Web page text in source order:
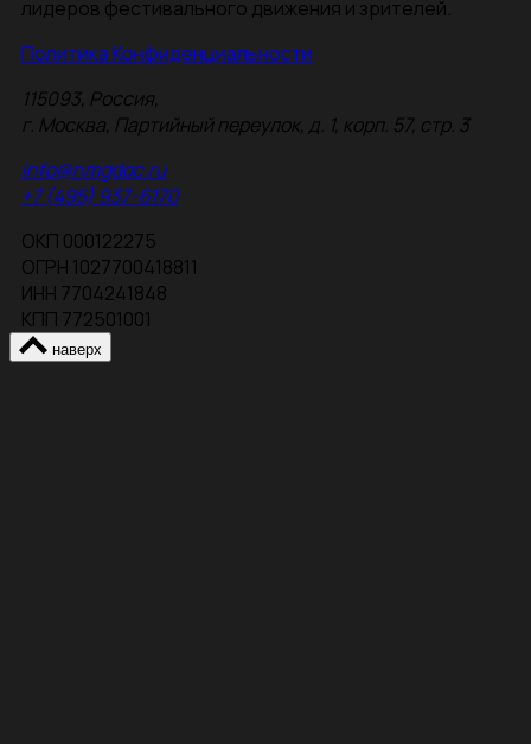
лидеров фестивального движения и зрителей.
Политика Конфиденциальности
115093, Россия,
г. Москва, Партийный переулок, д. 1, корп. 57, стр. 3
info@nmgdoc.ru
+7 (495) 937-6170
ОКП 000122275
ОГРН 1027700418811
ИНН 7704241848
КПП 772501001
наверх